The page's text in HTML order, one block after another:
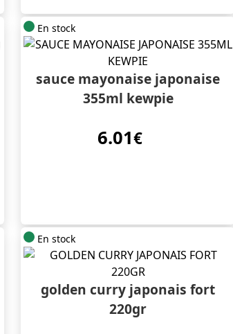
En stock
sauce mayonaise japonaise
355ml kewpie
6.01€
En stock
golden curry japonais fort
220gr